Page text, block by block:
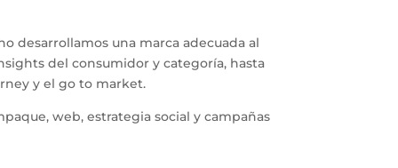
desarrollamos una marca adecuada al
del consumidor y categoría, hasta
y el go to market.
web, estrategia social y campañas